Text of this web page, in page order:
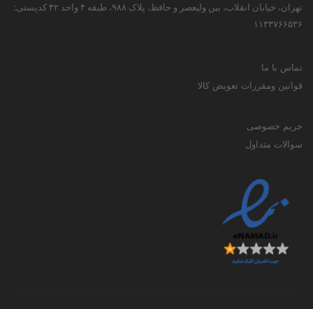
تهران، خیابان انقلاب، بین ولیعصر و حافظ، پلاک ۹۸۸، طبقه ۴ واحد ۴۲ کدپستی:
۱۱۳۳۷۶۶۵۳۶
تماس با ما
قوانین ومقررات تعویض کالا
حریم خصوصی
سوالات متداول